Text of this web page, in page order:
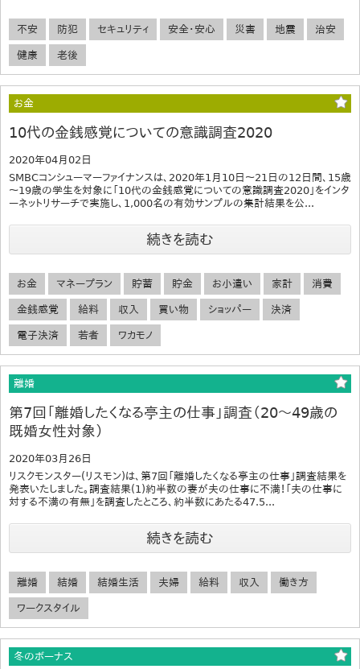
不安 防犯 セキュリティ 安全・安心 災害 地震 治安
健康 老後
お金
10代の金銭感覚についての意識調査2020
2020年04月02日
SMBCコンシューマーファイナンスは、2020年1月10日～21日の12日間、15歳
～19歳の学生を対象に「10代の金銭感覚についての意識調査2020」をインタ
ーネットリサーチで実施し、1,000名の有効サンプルの集計結果を公...
続きを読む
お金 マネープラン 貯蓄 貯金 お小遣い 家計 消費
金銭感覚 給料 収入 買い物 ショッパー 決済
電子決済 若者 ワカモノ
離婚
第7回「離婚したくなる亭主の仕事」調査（20～49歳の
既婚女性対象）
2020年03月26日
リスクモンスター(リスモン)は、第7回「離婚したくなる亭主の仕事」調査結果を
発表いたしました。調査結果(1)約半数の妻が夫の仕事に不満！「夫の仕事に
対する不満の有無」を調査したところ、約半数にあたる47.5...
続きを読む
離婚 結婚 結婚生活 夫婦 給料 収入 働き方
ワークスタイル
冬のボーナス